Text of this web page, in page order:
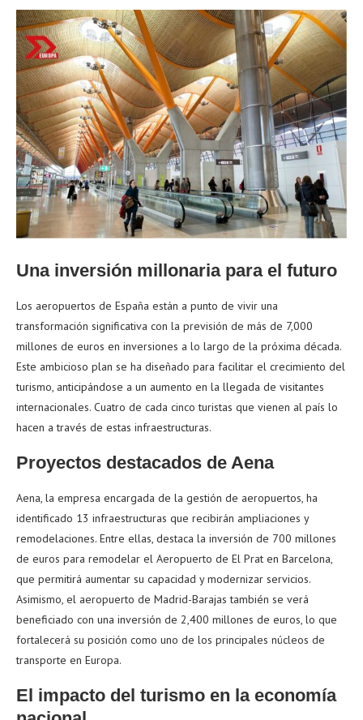
Una inversión millonaria para el futuro
Los aeropuertos de España están a punto de vivir una
transformación significativa con la previsión de más de 7,000
millones de euros en inversiones a lo largo de la próxima década.
Este ambicioso plan se ha diseñado para facilitar el crecimiento del
turismo, anticipándose a un aumento en la llegada de visitantes
internacionales. Cuatro de cada cinco turistas que vienen al país lo
hacen a través de estas infraestructuras.
Proyectos destacados de Aena
Aena, la empresa encargada de la gestión de aeropuertos, ha
identificado 13 infraestructuras que recibirán ampliaciones y
remodelaciones. Entre ellas, destaca la inversión de 700 millones
de euros para remodelar el Aeropuerto de El Prat en Barcelona,
que permitirá aumentar su capacidad y modernizar servicios.
Asimismo, el aeropuerto de Madrid-Barajas también se verá
beneficiado con una inversión de 2,400 millones de euros, lo que
fortalecerá su posición como uno de los principales núcleos de
transporte en Europa.
El impacto del turismo en la economía